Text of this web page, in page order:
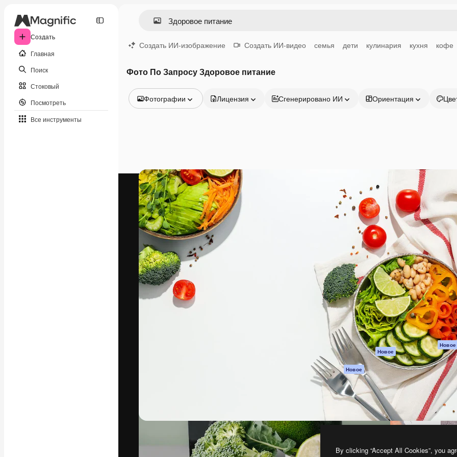
Создать
Главная
Поиск
Стоковый
Посмотреть
Все инструменты
Создать ИИ-изображение Создать ИИ-видео семья дети кулинария кухня кофе
Фото По Запросу Здоровое питание
Фотографии
Видео
Видеоролик
Моушн-дизайн
Видеошаблоны
Иконки
3D-модели
Шрифты
Лицензия Сгенерировано ИИ Ориентация
Креативная платформа для создания
ваших лучших работ. Более 1 миллиона
подписчиков среди креаторов,
предприятий, агентств и студий.
Pусский
Продукция
ИИ-помощник
Генератор
изображений ИИ
Генератор видео
ИИ
Генератор голоса
на основе ИИ
Стоковый контент
MCP для
Claude/ChatGPT
Новое
Агенты Новое
API
Мобильное
приложение
Все инструменты
Начать
Academy
Документация по
Пакету ИИ
Служба
поддержки
Условия и
положения
Политика
Оригиналы Новое
Политика
cookie
Центр доверия
Партнеры
Предприятие
By clicking “Accept All Cookies”, you